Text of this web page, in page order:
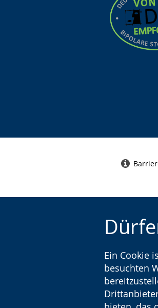
Ein Cookie
besuchten